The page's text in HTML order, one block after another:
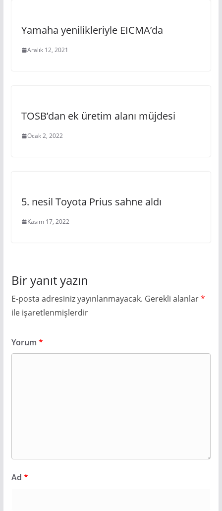
Yamaha yenilikleriyle EICMA’da
Aralık 12, 2021
TOSB’dan ek üretim alanı müjdesi
Ocak 2, 2022
5. nesil Toyota Prius sahne aldı
Kasım 17, 2022
Bir yanıt yazın
E-posta adresiniz yayınlanmayacak. Gerekli alanlar*
ile işaretlenmişlerdir
Yorum *
Ad *